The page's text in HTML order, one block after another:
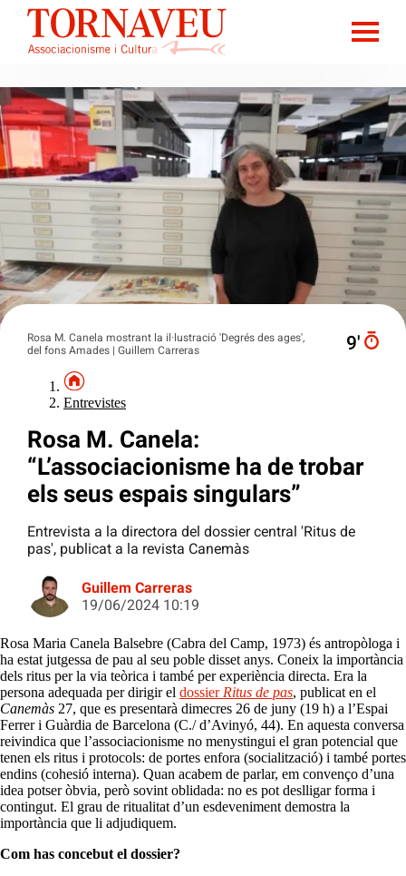
Rosa M. Canela mostrant la il·lustració 'Degrés des ages',
del fons Amades | Guillem Carreras
9′
Entrevistes
Rosa M. Canela:
“L’associacionisme ha de trobar
els seus espais singulars”
Entrevista a la directora del dossier central 'Ritus de
pas', publicat a la revista Canemàs
Guillem Carreras
19/06/2024 10:19
Rosa Maria Canela Balsebre (Cabra del Camp, 1973) és antropòloga i
ha estat jutgessa de pau al seu poble disset anys. Coneix la importància
dels ritus per la via teòrica i també per experiència directa. Era la
persona adequada per dirigir el dossierRitus de pas, publicat en el
Canemàs 27, que es presentarà dimecres 26 de juny (19 h) a l’Espai
Ferrer i Guàrdia de Barcelona (C./ d’Avinyó, 44). En aquesta conversa
reivindica que l’associacionisme no menystingui el gran potencial que
tenen els ritus i protocols: de portes enfora (socialització) i també portes
endins (cohesió interna). Quan acabem de parlar, em convenço d’una
idea potser òbvia, però sovint oblidada: no es pot deslligar forma i
contingut. El grau de ritualitat d’un esdeveniment demostra la
importància que li adjudiquem.
Com has concebut el dossier?